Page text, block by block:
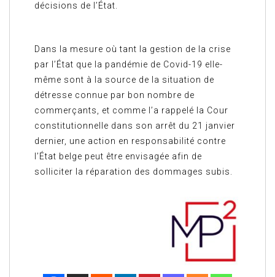
décisions de l’État.
Dans la mesure où tant la gestion de la crise
par l’État que la pandémie de Covid-19 elle-
même sont à la source de la situation de
détresse connue par bon nombre de
commerçants, et comme l’a rappelé la Cour
constitutionnelle dans son arrêt du 21 janvier
dernier, une action en responsabilité contre
l’État belge peut être envisagée afin de
solliciter la réparation des dommages subis.